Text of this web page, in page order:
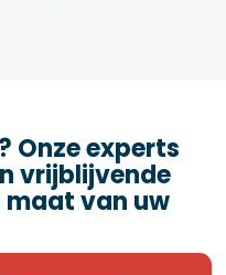
Onze experts
vrijblijvende
van uw